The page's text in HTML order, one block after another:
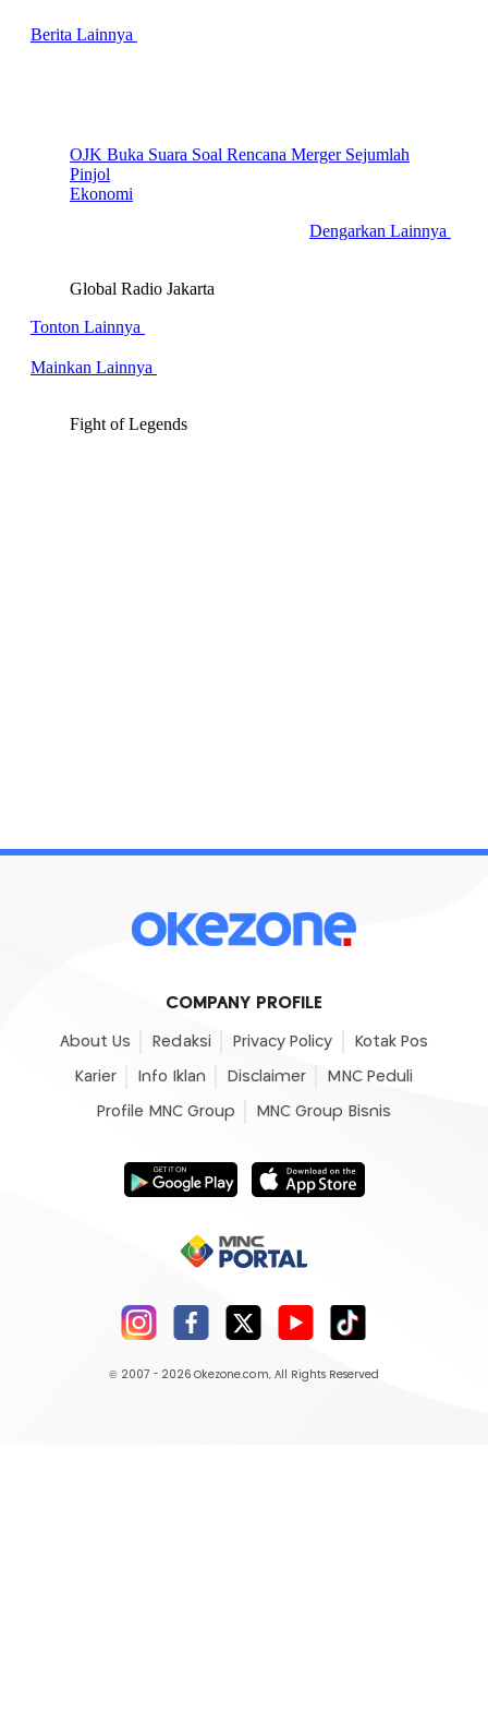
COMPANY PROFILE
About Us Redaksi Privacy Policy Kotak Pos
Karier Info Iklan Disclaimer MNC Peduli
Profile MNC Group MNC Group Bisnis
© 2007 - 2026 Okezone.com, All Rights Reserved